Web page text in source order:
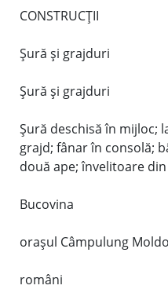
CONSTRUCŢII
Şură şi grajduri
Şură şi grajduri
Şură deschisă în mijloc;
grajd; fânar în consolă;
două ape; învelitoare
Bucovina
oraşul Câmpulung
români